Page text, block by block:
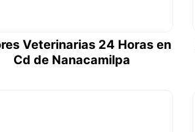
Veterinarias 24 Horas en
Cd de Nanacamilpa